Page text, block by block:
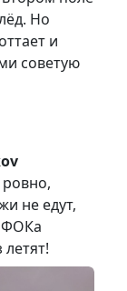
Но
и
советую
не едут,
ФОКа